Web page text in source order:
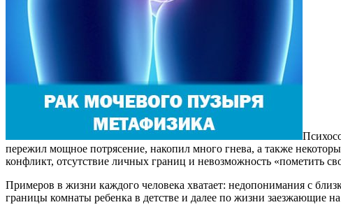
пережил мощное потрясение, накопил много гнева, а также
конфликт, отсутствие личных границ и невозможность «пометить
Примеров в жизни каждого человека хватает: недопонимания с
границы комнаты ребенка в детстве и далее по жизни заезжающие